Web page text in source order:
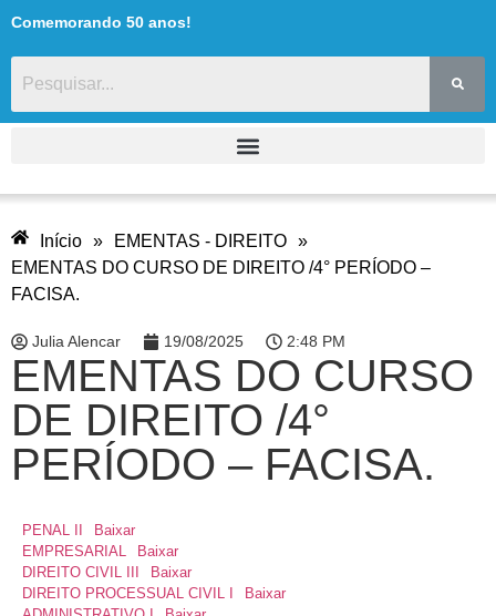
Comemorando 50 anos!
Início » EMENTAS - DIREITO »
EMENTAS DO CURSO DE DIREITO /4° PERÍODO –
FACISA.
Julia Alencar 19/08/2025 2:48 PM
EMENTAS DO CURSO
DE DIREITO /4°
PERÍODO – FACISA.
PENAL II
Baixar
EMPRESARIAL
Baixar
DIREITO CIVIL III
Baixar
DIREITO PROCESSUAL CIVIL I
Baixar